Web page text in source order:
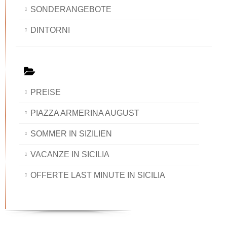
SONDERANGEBOTE
DINTORNI
PREISE
PIAZZA ARMERINA AUGUST
SOMMER IN SIZILIEN
VACANZE IN SICILIA
OFFERTE LAST MINUTE IN SICILIA